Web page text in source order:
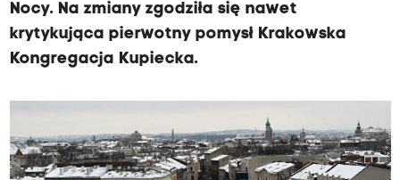
Nocy. Na zmiany zgodziła się nawet
krytykująca pierwotny pomysł Krakowska
Kongregacja Kupiecka.